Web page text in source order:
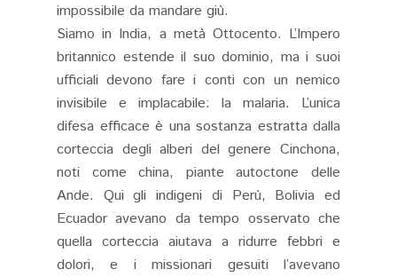
impossibile da mandare giù.
Siamo in India, a metà Ottocento. L’Impero
britannico estende il suo dominio, ma i suoi
ufficiali devono fare i conti con un nemico
invisibile e implacabile: la malaria. L’unica
difesa efficace è una sostanza estratta dalla
corteccia degli alberi del genere Cinchona,
noti come china, piante autoctone delle
Ande. Qui gli indigeni di Perù, Bolivia ed
Ecuador avevano da tempo osservato che
quella corteccia aiutava a ridurre febbri e
dolori, e i missionari gesuiti l’avevano